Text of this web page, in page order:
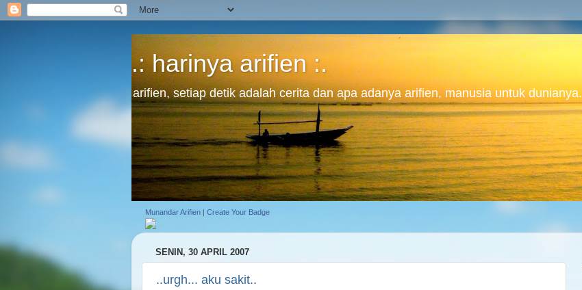
.: harinya arifien :.
arifien, setiap detik adalah cerita dan apa adanya arifien, manusia untuk dunianya.
Munandar Arifien | Create Your Badge
SENIN, 30 APRIL 2007
..urgh... aku sakit..